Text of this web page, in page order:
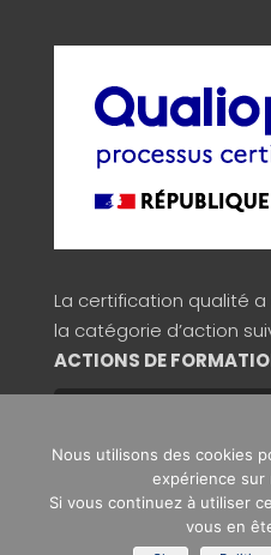
La certification qualité
la catégorie d’action
ACTIONS DE
Copyright ©
Nous utilisons des cookies
expérience sur
Si vous continuez à utiliser
vous en